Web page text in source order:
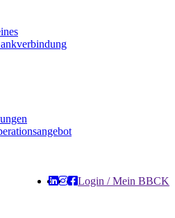
Login / Mein BBCK